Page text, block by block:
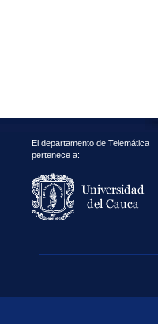
El departamento de Telemática
pertenece a: